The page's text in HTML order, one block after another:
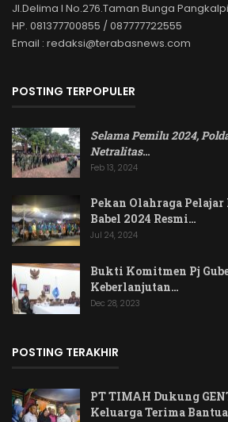
Jl.Delima I No.276.Taman Bunga
HP. 081377700855 / 087777722555
Email : redaksi@terabasnews.com
POSTING TERPOPULER
Selama Pemilu 2024,
Netralitas…
Feb 13, 2024
Pekan Olahraga Pelajar
Babel 2024 Resmi…
Jul 24, 2024
Bukti Komitmen Pj
Keberlanjutan…
Dec 28, 2023
POSTING TERAKHIR
PT TIMAH Dukung
Keluarga Terima